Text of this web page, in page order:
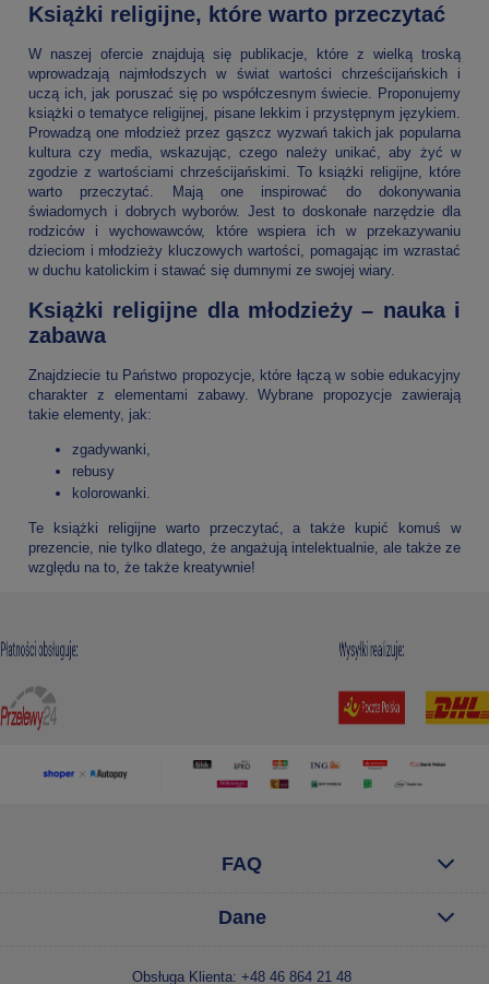
Książki religijne, które warto przeczytać
W naszej ofercie znajdują się publikacje, które z wielką troską
wprowadzają najmłodszych w świat wartości chrześcijańskich i
uczą ich, jak poruszać się po współczesnym świecie. Proponujemy
książki o tematyce religijnej, pisane lekkim i przystępnym językiem.
Prowadzą one młodzież przez gąszcz wyzwań takich jak popularna
kultura czy media, wskazując, czego należy unikać, aby żyć w
zgodzie z wartościami chrześcijańskimi. To książki religijne, które
warto przeczytać. Mają one inspirować do dokonywania
świadomych i dobrych wyborów. Jest to doskonałe narzędzie dla
rodziców i wychowawców, które wspiera ich w przekazywaniu
dzieciom i młodzieży kluczowych wartości, pomagając im wzrastać
w duchu katolickim i stawać się dumnymi ze swojej wiary.
Książki religijne dla młodzieży – nauka i
zabawa
Znajdziecie tu Państwo propozycje, które łączą w sobie edukacyjny
charakter z elementami zabawy. Wybrane propozycje zawierają
takie elementy, jak:
zgadywanki,
rebusy
kolorowanki.
Te książki religijne warto przeczytać, a także kupić komuś w
prezencie, nie tylko dlatego, że angażują intelektualnie, ale także ze
względu na to, że także kreatywnie!
FAQ
Dane
Obsługa Klienta: +48 46 864 21 48